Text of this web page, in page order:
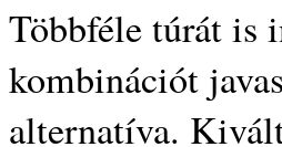
Többféle túrát is
kombinációt
alternatíva.